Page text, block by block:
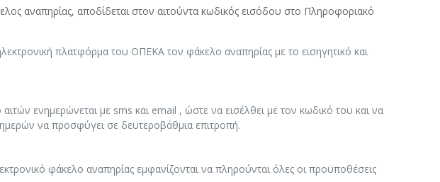
αναπηρίας, αποδίδεται στον αιτούντα κωδικός εισόδου στο Πληροφοριακό
πλατφόρμα του ΟΠΕΚΑ τον φάκελο αναπηρίας με το εισηγητικό και
ενημερώνεται με sms και email , ώστε να εισέλθει με τον κωδικό του και να
να προσφύγει σε δευτεροβάθμια επιτροπή.
φάκελο αναπηρίας εμφανίζονται να πληρούνται όλες οι προϋποθέσεις